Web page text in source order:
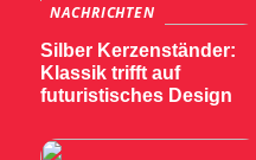
NACHRICHTEN
Silber Kerzenständer:
Klassik trifft auf
futuristisches Design